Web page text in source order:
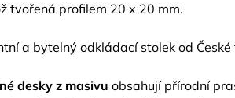
tvořená profilem 20 x 20 mm.
a bytelný odkládací stolek od
desky z masivu obsahují přírodní